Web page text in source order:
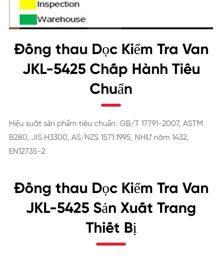
Đồng thau Dọc Kiểm Tra Van
JKL-5425 Chấp Hành Tiêu
Chuẩn
Hiệu suất sản phẩm tiêu chuẩn: GB/T 17791-2007, ASTM
B280, JIS H3300, AS/NZS 1571:1995, NHƯ năm 1432,
EN12735-2
Đồng thau Dọc Kiểm Tra Van
JKL-5425 Sản Xuất Trang
Thiết Bị